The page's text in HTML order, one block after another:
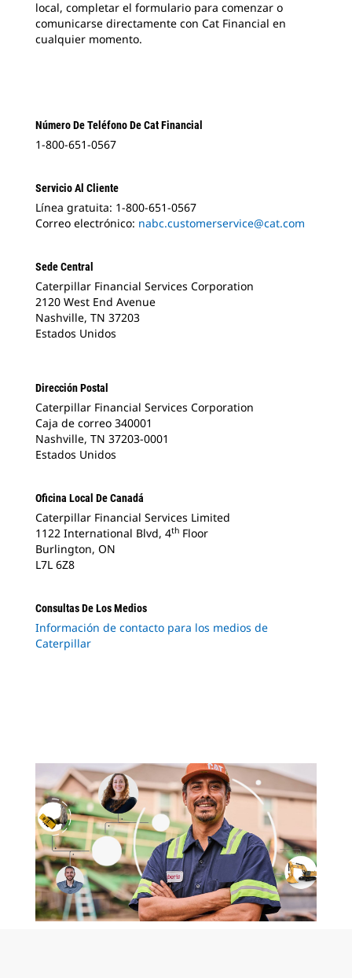
local, completar el formulario para comenzar o
comunicarse directamente con Cat Financial en
cualquier momento.
Número De Teléfono De Cat Financial
1-800-651-0567
Servicio Al Cliente
Línea gratuita: 1-800-651-0567
Correo electrónico: nabc.customerservice@cat.com
Sede Central
Caterpillar Financial Services Corporation
2120 West End Avenue
Nashville, TN 37203
Estados Unidos
Dirección Postal
Caterpillar Financial Services Corporation
Caja de correo 340001
Nashville, TN 37203-0001
Estados Unidos
Oficina Local De Canadá
Caterpillar Financial Services Limited
1122 International Blvd, 4th Floor
Burlington, ON
L7L 6Z8
Consultas De Los Medios
Información de contacto para los medios de
Caterpillar